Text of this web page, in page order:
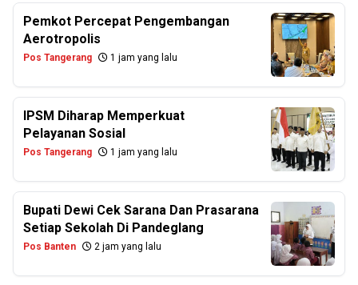
Pemkot Percepat Pengembangan
Aerotropolis
Pos Tangerang 1 jam yang lalu
IPSM Diharap Memperkuat
Pelayanan Sosial
Pos Tangerang 1 jam yang lalu
Bupati Dewi Cek Sarana Dan Prasarana
Setiap Sekolah Di Pandeglang
Pos Banten 2 jam yang lalu